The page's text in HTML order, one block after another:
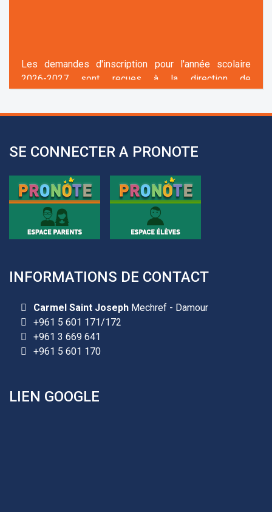
Les demandes d'inscription pour l'année scolaire
2026-2027 sont reçues à la direction de
l'établissement selon des rendez-vous fixés à
+961 3 669 641
2026-2027 sont reçues à la direction de
l'établissement selon des rendez-vous fixés à
l’avance.
+961 3 669 641
SE CONNECTER A PRONOTE
INFORMATIONS DE CONTACT
Carmel Saint Joseph Mechref - Damour
+961 5 601 171/172
+961 3 669 641
+961 5 601 170
LIEN GOOGLE